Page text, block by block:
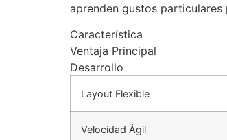
aprenden gustos
Característica
Ventaja Principal
Desarrollo
Layout Flexible
Velocidad Ágil